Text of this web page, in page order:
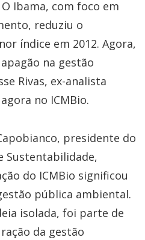
Ibama, com foco em
reduziu o
índice em 2012. Agora,
na gestão
Rivas, ex-analista
no ICMBio.
presidente do
Sustentabilidade,
do ICMBio significou
pública ambiental.
isolada, foi parte de
da gestão